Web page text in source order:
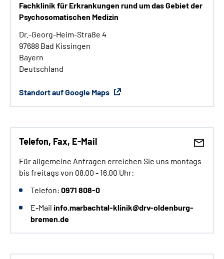
Fachklinik für Erkrankungen rund um das Gebiet der
Psychosomatischen Medizin
Dr.-Georg-Heim-Straße 4
97688 Bad Kissingen
Bayern
Deutschland
Standort auf Google Maps
Telefon, Fax, E-Mail
Für allgemeine Anfragen erreichen Sie uns montags
bis freitags von 08.00 - 16.00 Uhr:
Telefon: 0971 808-0
E-Mail info.marbachtal-klinik@drv-oldenburg-
bremen.de